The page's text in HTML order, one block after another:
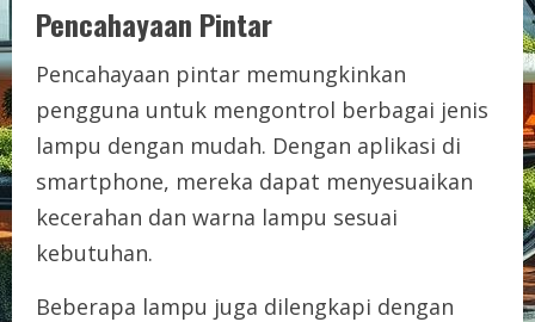
Pencahayaan Pintar
Pencahayaan pintar memungkinkan
pengguna untuk mengontrol berbagai jenis
lampu dengan mudah. Dengan aplikasi di
smartphone, mereka dapat menyesuaikan
kecerahan dan warna lampu sesuai
kebutuhan.
Beberapa lampu juga dilengkapi dengan